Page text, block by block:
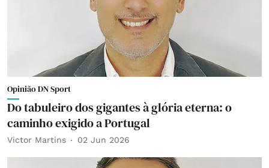
Opinião DN Sport
Do tabuleiro dos gigantes à glória eterna: o
caminho exigido a Portugal
Victor Martins 02 Jun 2026